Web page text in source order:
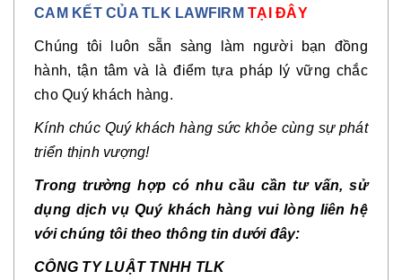
CAM KẾT CỦA TLK LAWFIRMTẠI ĐÂY
Chúng tôi luôn sẵn sàng làm người bạn đồng
hành, tận tâm và là điểm tựa pháp lý vững chắc
cho Quý khách hàng.
Kính chúc Quý khách hàng sức khỏe cùng sự phát
triển thịnh vượng!
Trong trường hợp có nhu cầu cần tư vấn, sử
dụng dịch vụ Quý khách hàng vui lòng liên hệ
với chúng tôi theo thông tin dưới đây:
CÔNG TYLUẬT TNHH TLK